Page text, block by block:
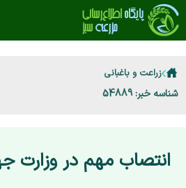
زراعت و باغبانی
شناسه خبر: 54889
انتصاب مهم در وزارت